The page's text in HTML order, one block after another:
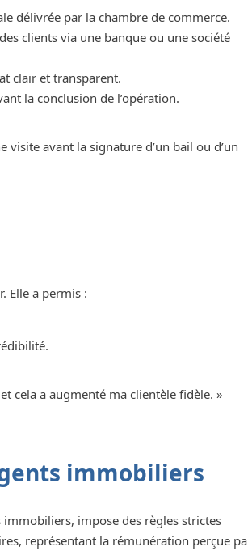
délivrée par la chambre de commerce.
clients via une banque ou une société
clair et transparent.
la conclusion de l’opération.
avant la signature d’un bail ou d’un
Elle a permis :
cela a augmenté ma clientèle fidèle. »
immobiliers
impose des règles strictes
représentant la rémunération perçue